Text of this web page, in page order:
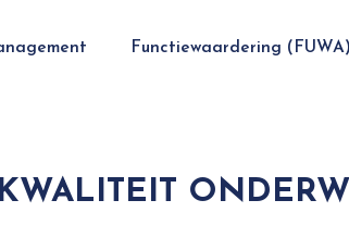
Functiewaardering (FUWA)